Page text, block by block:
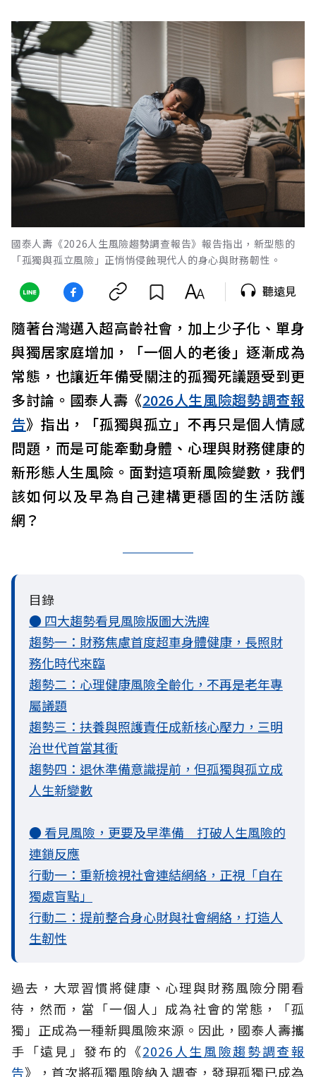
國泰人壽《2026人生風險趨勢調查報告》報告指出，新型態的
「孤獨與孤立風險」正悄悄侵蝕現代人的身心與財務韌性。
聽遠見
隨著台灣邁入超高齡社會，加上少子化、單身
與獨居家庭增加，「一個人的老後」逐漸成為
常態，也讓近年備受關注的孤獨死議題受到更
多討論。國泰人壽《2026人生風險趨勢調查報
告》指出，「孤獨與孤立」不再只是個人情感
問題，而是可能牽動身體、心理與財務健康的
新形態人生風險。面對這項新風險變數，我們
該如何以及早為自己建構更穩固的生活防護
網？
目錄
● 四大趨勢看見風險版圖大洗牌
趨勢一：財務焦慮首度超車身體健康，長照財
務化時代來臨
趨勢二：心理健康風險全齡化，不再是老年專
屬議題
趨勢三：扶養與照護責任成新核心壓力，三明
治世代首當其衝
趨勢四：退休準備意識提前，但孤獨與孤立成
人生新變數
● 看見風險，更要及早準備 打破人生風險的
連鎖反應
行動一：重新檢視社會連結網絡，正視「自在
獨處盲點」
行動二：提前整合身心財與社會網絡，打造人
生韌性
過去，大眾習慣將健康、心理與財務風險分開看
待，然而，當「一個人」成為社會的常態，「孤
獨」正成為一種新興風險來源。因此，國泰人壽攜
手「遠見」發布的《2026人生風險趨勢調查報
告》，首次將孤獨風險納入調查，發現孤獨已成為